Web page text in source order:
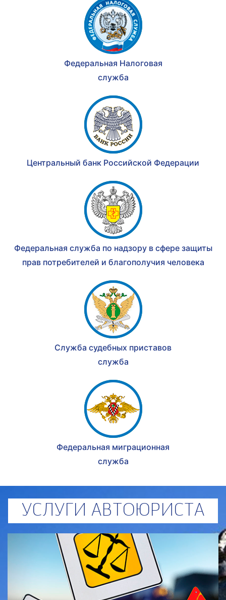
Федеральная Налоговая
служба
Центральный банк Российской Федерации
Федеральная служба по надзору в сфере защиты
прав потребителей и благополучия человека
Служба судебных приставов
служба
Федеральная миграционная
служба
УСЛУГИ АВТОЮРИСТА